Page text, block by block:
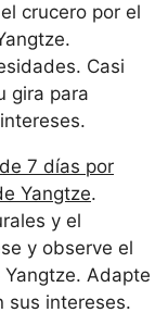
crucero por el
Casi
gira para
7 días por
Yangtze.
y el
y observe el
Adapte
sus intereses.